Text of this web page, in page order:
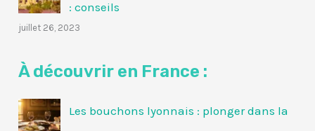
: conseils
juillet 26, 2023
À découvrir en France :
Les bouchons lyonnais : plonger dans la